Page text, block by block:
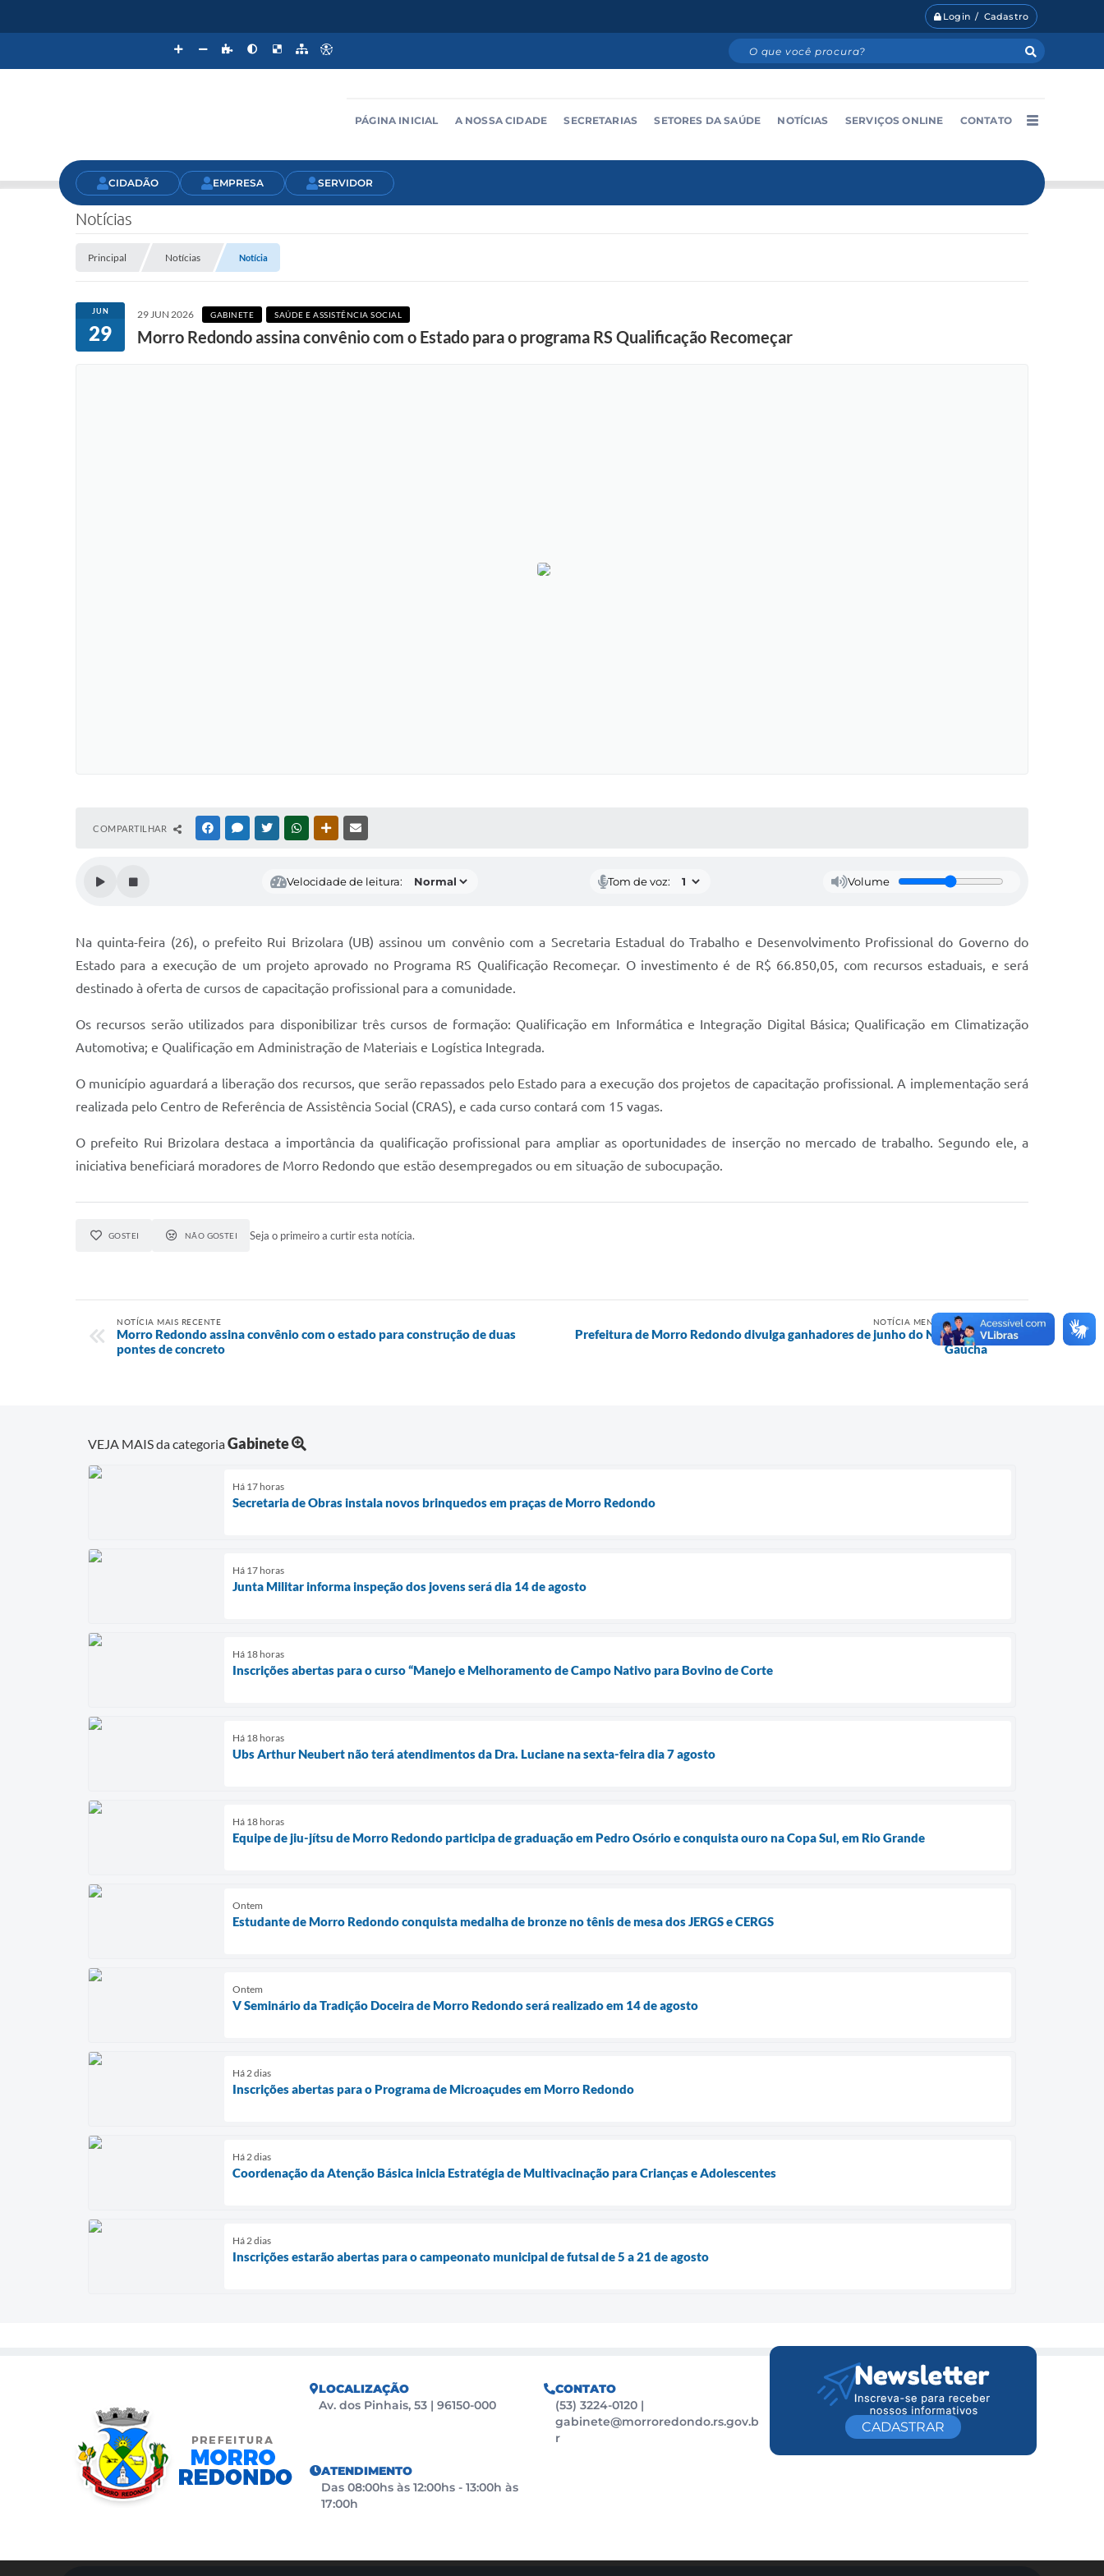
Login / Cadastro
PÁGINA INICIAL A NOSSA CIDADE SECRETARIAS SETORES DA SAÚDE NOTÍCIAS SERVIÇOS ONLINE CONTATO
CIDADÃO EMPRESA SERVIDOR
Notícias
Principal Notícias Notícia
JUN
29
29 JUN 2026 GABINETE SAÚDE E ASSISTÊNCIA SOCIAL
Morro Redondo assina convênio com o Estado para o programa RS Qualificação Recomeçar
COMPARTILHAR FACEBOOKMESSENGER
TWITTERWHATSAPPOUTRAS MÍDIAS
Velocidade de leitura: Tom de voz: Volume
Na quinta-feira (26), o prefeito Rui Brizolara (UB) assinou um convênio com a Secretaria Estadual do Trabalho e Desenvolvimento Profissional do Governo do
Estado para a execução de um projeto aprovado no Programa RS Qualificação Recomeçar. O investimento é de R$ 66.850,05, com recursos estaduais, e será
destinado à oferta de cursos de capacitação profissional para a comunidade.
Os recursos serão utilizados para disponibilizar três cursos de formação: Qualificação em Informática e Integração Digital Básica; Qualificação em Climatização
Automotiva; e Qualificação em Administração de Materiais e Logística Integrada.
O município aguardará a liberação dos recursos, que serão repassados pelo Estado para a execução dos projetos de capacitação profissional. A implementação será
realizada pelo Centro de Referência de Assistência Social (CRAS), e cada curso contará com 15 vagas.
O prefeito Rui Brizolara destaca a importância da qualificação profissional para ampliar as oportunidades de inserção no mercado de trabalho. Segundo ele, a
iniciativa beneficiará moradores de Morro Redondo que estão desempregados ou em situação de subocupação.
GOSTEI NÃO GOSTEI Seja o primeiro a curtir esta notícia.
NOTÍCIA MAIS RECENTE
Morro Redondo assina convênio com o estado para construção de duas
pontes de concreto
NOTÍCIA MENOS RECENTE
Prefeitura de Morro Redondo divulga ganhadores de junho do Nota Fiscal
Gaúcha
VEJA MAIS da categoriaGabinete
Há 17 horas
Secretaria de Obras instala novos brinquedos em praças de Morro Redondo
Há 17 horas
Junta Militar informa inspeção dos jovens será dia 14 de agosto
Há 18 horas
Inscrições abertas para o curso “Manejo e Melhoramento de Campo Nativo para Bovino de Corte
Há 18 horas
Ubs Arthur Neubert não terá atendimentos da Dra. Luciane na sexta-feira dia 7 agosto
Há 18 horas
Equipe de jiu-jítsu de Morro Redondo participa de graduação em Pedro Osório e conquista ouro na Copa Sul, em Rio Grande
Ontem
Estudante de Morro Redondo conquista medalha de bronze no tênis de mesa dos JERGS e CERGS
Ontem
V Seminário da Tradição Doceira de Morro Redondo será realizado em 14 de agosto
Há 2 dias
Inscrições abertas para o Programa de Microaçudes em Morro Redondo
Há 2 dias
Coordenação da Atenção Básica inicia Estratégia de Multivacinação para Crianças e Adolescentes
Há 2 dias
Inscrições estarão abertas para o campeonato municipal de futsal de 5 a 21 de agosto
LOCALIZAÇÃO
Av. dos Pinhais, 53 | 96150-000
CONTATO
(53) 3224-0120 |
gabinete@morroredondo.rs.gov.b
r
ATENDIMENTO
Das 08:00hs às 12:00hs - 13:00h às
17:00h
CADASTRAR